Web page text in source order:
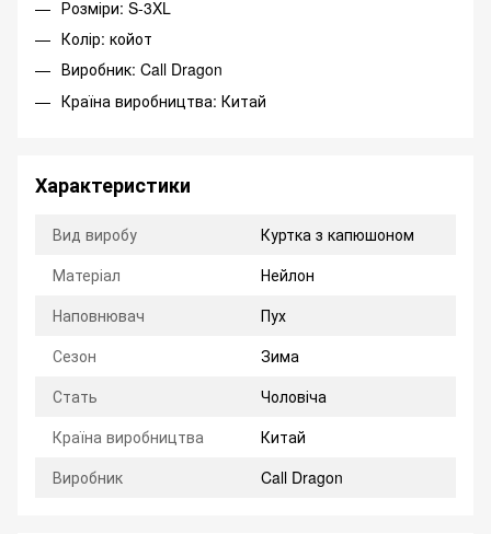
Розміри: S-3XL
Колір: койот
Виробник: Call Dragon
Країна виробництва: Китай
Характеристики
Вид виробу
Куртка з капюшоном
Матеріал
Нейлон
Наповнювач
Пух
Сезон
Зима
Стать
Чоловіча
Країна виробництва
Китай
Виробник
Call Dragon